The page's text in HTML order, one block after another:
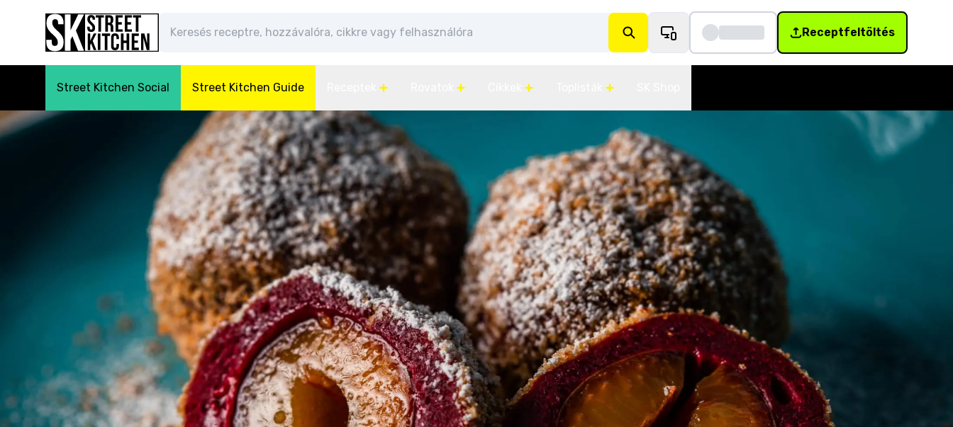
Receptfeltöltés
Street Kitchen Social Street Kitchen Guide